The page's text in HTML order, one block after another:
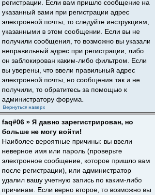
регистрации. Если вам пришло сообщение на
указанный вами при регистрации адрес
электронной почты, то следуйте инструкциям,
указанными в этом сообщении. Если вы не
получили сообщения, то возможно вы указали
неправильный адрес при регистрации, либо
он заблокирован каким-либо фильтром. Если
вы уверены, что ввели правильный адрес
электронной почты, но сообщения так и не
получили, то обратитесь за помощью к
администратору форума.
Вернуться наверх
faq#06 » Я давно зарегистрирован, но
больше не могу войти!
Наиболее вероятные причины: вы ввели
неверное имя или пароль (проверьте
электронное сообщение, которое пришло вам
после регистрации), или администратор
удалил вашу учетную запись по каким-либо
причинам. Если верно второе, то возможно вы